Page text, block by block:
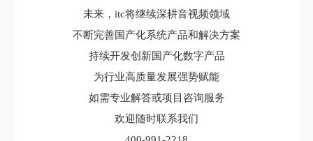
未来，itc将继续深耕音视频领域
不断完善国产化系统产品和解决方案
持续开发创新国产化数字产品
为行业高质量发展强势赋能
如需专业解答或项目咨询服务
欢迎随时联系我们